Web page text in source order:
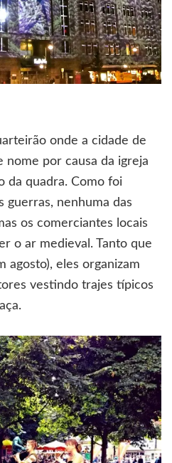
onde a cidade de
nome por causa da igreja
da quadra. Como foi
guerras, nenhuma das
os comerciantes locais
o ar medieval. Tanto que
agosto), eles organizam
vestindo trajes típicos